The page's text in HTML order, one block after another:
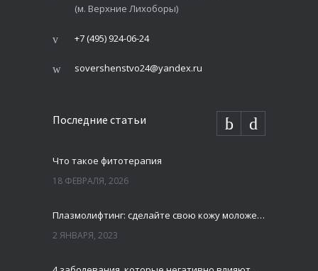
(м. Верхние Лихоборы)
+7 (495) 924-06-24
sovershenstvo24@yandex.ru
Последние статьи
Что такое фитотерапия
18 ФЕВРАЛЯ, 2026
Плазмолифтинг: сделайте свою кожу моложе и свежей
2 ЯНВАРЯ, 2023